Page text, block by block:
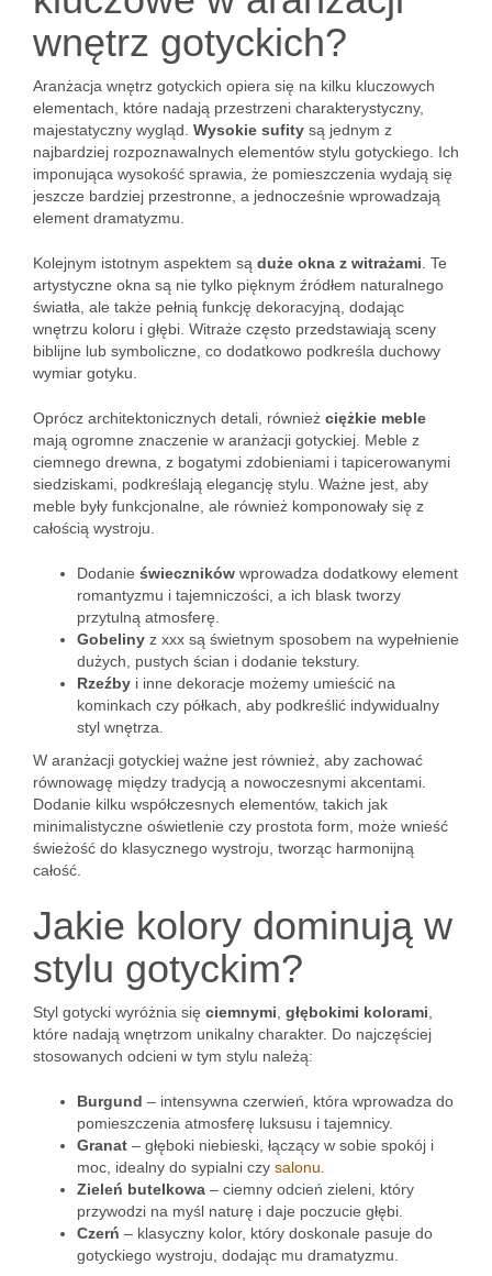
wnętrz gotyckich?
Aranżacja wnętrz gotyckich opiera się na kilku kluczowych
elementach, które nadają przestrzeni charakterystyczny,
majestatyczny wygląd. Wysokie sufity są jednym z
najbardziej rozpoznawalnych elementów stylu gotyckiego. Ich
imponująca wysokość sprawia, że pomieszczenia wydają się
jeszcze bardziej przestronne, a jednocześnie wprowadzają
element dramatyzmu.
Kolejnym istotnym aspektem są duże okna z witrażami . Te
artystyczne okna są nie tylko pięknym źródłem naturalnego
światła, ale także pełnią funkcję dekoracyjną, dodając
wnętrzu koloru i głębi. Witraże często przedstawiają sceny
biblijne lub symboliczne, co dodatkowo podkreśla duchowy
wymiar gotyku.
Oprócz architektonicznych detali, również ciężkie meble
mają ogromne znaczenie w aranżacji gotyckiej. Meble z
ciemnego drewna, z bogatymi zdobieniami i tapicerowanymi
siedziskami, podkreślają elegancję stylu. Ważne jest, aby
meble były funkcjonalne, ale również komponowały się z
całością wystroju.
Dodanie świeczników wprowadza dodatkowy element
romantyzmu i tajemniczości, a ich blask tworzy
przytulną atmosferę.
Gobeliny z xxx są świetnym sposobem na wypełnienie
dużych, pustych ścian i dodanie tekstury.
Rzeźby i inne dekoracje możemy umieścić na
kominkach czy półkach, aby podkreślić indywidualny
styl wnętrza.
W aranżacji gotyckiej ważne jest również, aby zachować
równowagę między tradycją a nowoczesnymi akcentami.
Dodanie kilku współczesnych elementów, takich jak
minimalistyczne oświetlenie czy prostota form, może wnieść
świeżość do klasycznego wystroju, tworząc harmonijną
całość.
Jakie kolory dominują w
stylu gotyckim?
Styl gotycki wyróżnia się ciemnymi głębokimi kolorami
które nadają wnętrzom unikalny charakter. Do najczęściej
stosowanych odcieni w tym stylu należą:
Burgund – intensywna czerwień, która wprowadza do
pomieszczenia atmosferę luksusu i tajemnicy.
Granat – głęboki niebieski, łączący w sobie spokój i
moc, idealny do sypialni czy salonu
Zieleń butelkowa – ciemny odcień zieleni, który
przywodzi na myśl naturę i daje poczucie głębi.
Czerń – klasyczny kolor, który doskonale pasuje do
gotyckiego wystroju, dodając mu dramatyzmu.